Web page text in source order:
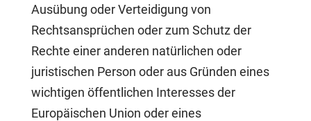
Ausübung oder Verteidigung von
Rechtsansprüchen oder zum Schutz der
Rechte einer anderen natürlichen oder
juristischen Person oder aus Gründen eines
wichtigen öffentlichen Interesses der
Europäischen Union oder eines